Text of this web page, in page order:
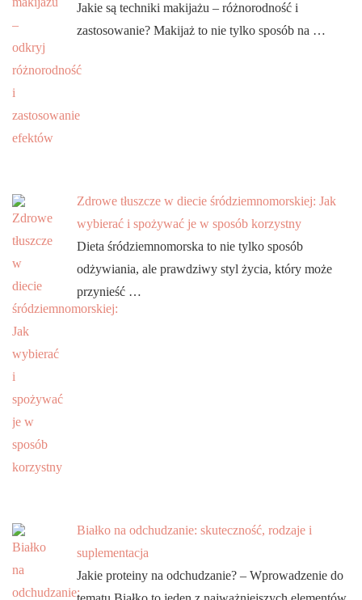
Jakie są techniki makijażu – różnorodność i
zastosowanie? Makijaż to nie tylko sposób na …
Zdrowe tłuszcze w diecie śródziemnomorskiej: Jak
wybierać i spożywać je w sposób korzystny
Dieta śródziemnomorska to nie tylko sposób
odżywiania, ale prawdziwy styl życia, który może
przynieść …
Białko na odchudzanie: skuteczność, rodzaje i
suplementacja
Jakie proteiny na odchudzanie? – Wprowadzenie do